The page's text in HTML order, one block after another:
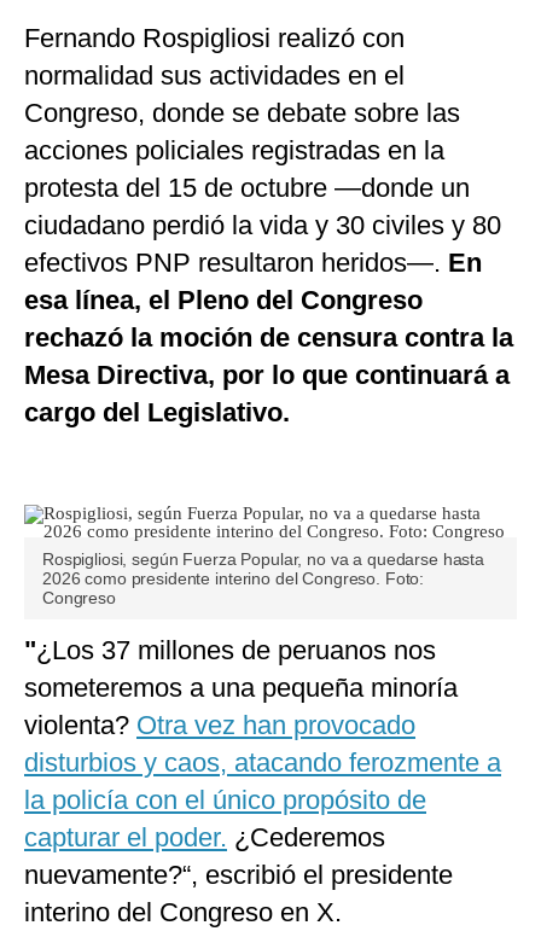
Fernando Rospigliosi realizó con
normalidad sus actividades en el
Congreso, donde se debate sobre las
acciones policiales registradas en la
protesta del 15 de octubre —donde un
ciudadano perdió la vida y 30 civiles y 80
efectivos PNP resultaron heridos—. En
esa línea, el Pleno del Congreso
rechazó la moción de censura contra la
Mesa Directiva, por lo que continuará a
cargo del Legislativo.
Rospigliosi, según Fuerza Popular, no va a quedarse hasta
2026 como presidente interino del Congreso. Foto:
Congreso
"¿Los 37 millones de peruanos nos
someteremos a una pequeña minoría
violenta? Otra vez han provocado
disturbios y caos, atacando ferozmente a
la policía con el único propósito de
capturar el poder. ¿Cederemos
nuevamente?“, escribió el presidente
interino del Congreso en X.